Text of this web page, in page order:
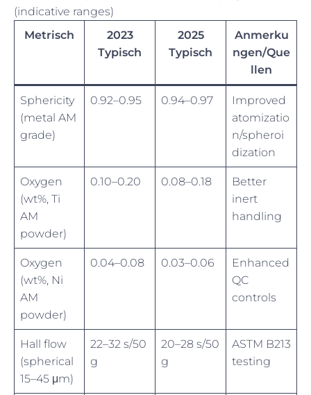
(indicative ranges)
Metrisch
2023
Typisch
2025
Typisch
Anmerku
ngen/Que
llen
Sphericity
(metal AM
grade)
0.92–0.95 0.94–0.97
Improved
atomizatio
n/spheroi
dization
Oxygen
(wt%, Ti
AM
powder)
0.10–0.20 0.08–0.18
Better
inert
handling
Oxygen
(wt%, Ni
AM
powder)
0.04–0.08 0.03–0.06
Enhanced
QC
controls
Hall flow
(spherical
15–45 μm)
22–32 s/50
g
20–28 s/50
g
ASTM B213
testing